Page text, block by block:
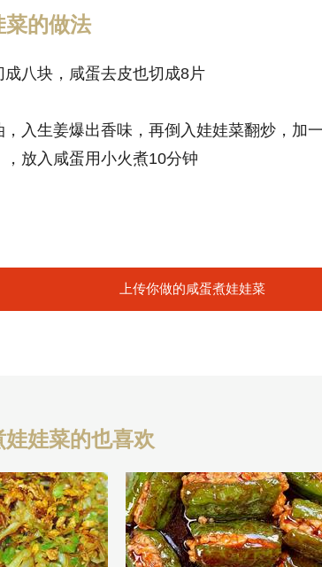
菜的做法
成八块，咸蛋去皮也切成8片
，入生姜爆出香味，再倒入娃娃菜翻炒，加
，放入咸蛋用小火煮10分钟
上传你做的咸蛋煮娃娃菜
娃菜的也喜欢